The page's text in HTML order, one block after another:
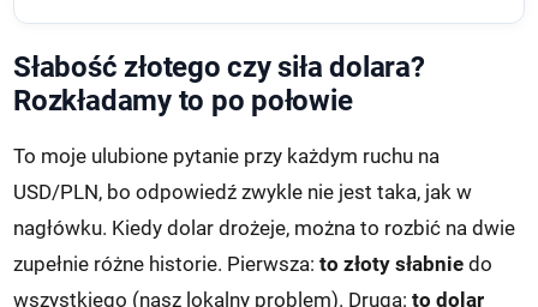
Słabość złotego czy siła dolara?
Rozkładamy to po połowie
To moje ulubione pytanie przy każdym ruchu na
USD/PLN, bo odpowiedź zwykle nie jest taka, jak w
nagłówku. Kiedy dolar drożeje, można to rozbić na dwie
zupełnie różne historie. Pierwsza:to złoty słabnie do
wszystkiego (nasz lokalny problem). Druga:to dolar